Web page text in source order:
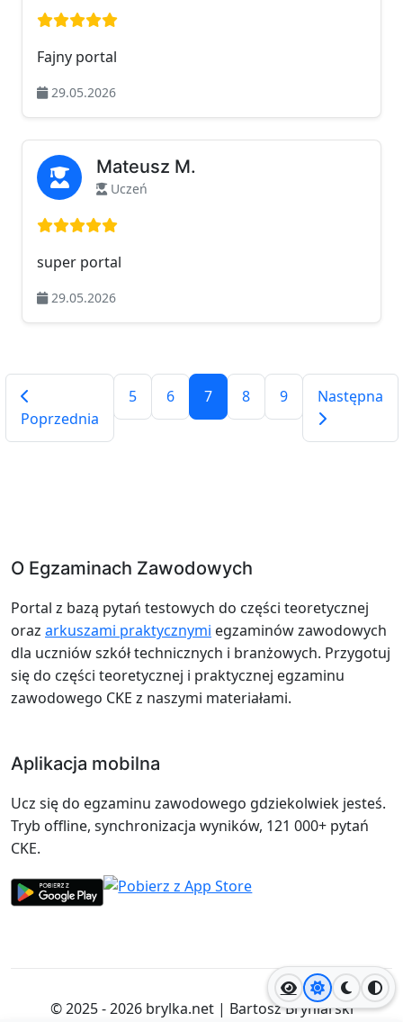
Jasny motyw
Ciemny
Ocena: 5 na 5
Fajny portal
29.05.2026
Mateusz M.
Uczeń
Ocena: 5 na 5
super portal
29.05.2026
Poprzednia
5 6 7 8 9 Następna
O Egzaminach Zawodowych
Portal z bazą pytań testowych do części teoretycznej
oraz arkuszami praktycznymi egzaminów zawodowych
dla uczniów szkół technicznych i branżowych. Przygotuj
się do części teoretycznej i praktycznej egzaminu
zawodowego CKE z naszymi materiałami.
Aplikacja mobilna
Ucz się do egzaminu zawodowego gdziekolwiek jesteś.
Tryb offline, synchronizacja wyników, 121 000+ pytań
CKE.
© 2025 - 2026 brylka.net| Bartosz Bryniarski